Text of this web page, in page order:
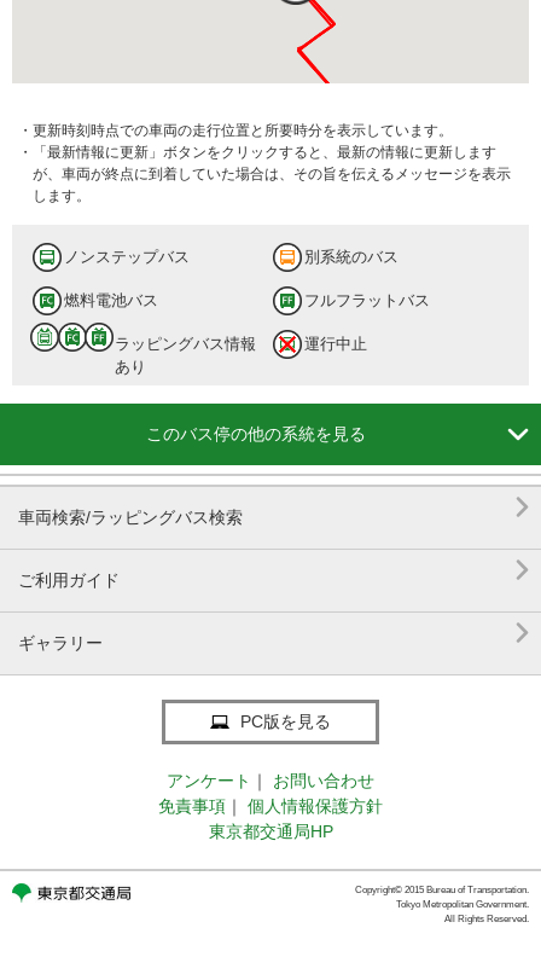
・更新時刻時点での車両の走行位置と所要時分を表示しています。
・「最新情報に更新」ボタンをクリックすると、最新の情報に更新します
が、車両が終点に到着していた場合は、その旨を伝えるメッセージを表示
します。
ノンステップバス 別系統のバス
燃料電池バス フルフラットバス
ラッピングバス情報
あり
運行中止
このバス停の他の系統を見る 
車両検索/ラッピングバス検索 
ご利用ガイド 
ギャラリー 
PC版を見る
アンケート ｜
お問い合わせ
免責事項 ｜
個人情報保護方針
東京都交通局HP
Copyright© 2015 Bureau of Transportation.
Tokyo Metropolitan Government.
All Rights Reserved.